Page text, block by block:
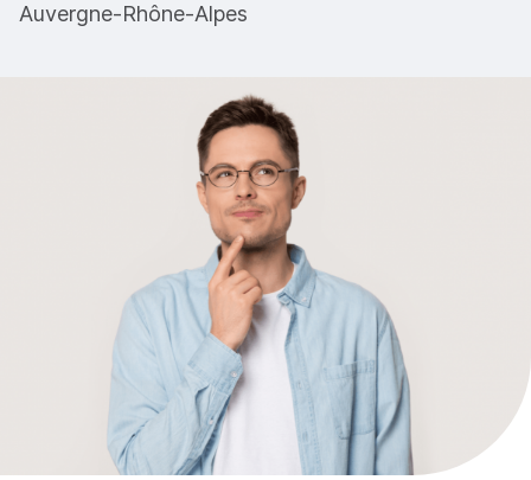
Auvergne-Rhône-Alpes